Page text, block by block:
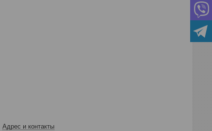
Адрес и контакты